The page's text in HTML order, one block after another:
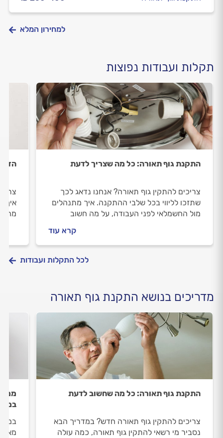
למחירון המלא
תקלות ועבודות נפוצות
התקנת גוף תאורה: כל מה שצריך לדעת
צריכים להתקין גוף תאורה? אנחנו נדאג לכך
שתזכו לליווי בכל שלבי ההתקנה. איך מתנהלים
מול החשמלאי לפני העבודה, על מה חשוב
קרא עוד
איך
מה
לכל התקלות ועבודות
מדריכים בנושא התקנת גוף תאורה
התקנת גוף תאורה: כל מה שחשוב לדעת
צריכים להתקין גוף תאורה חדש? במדריך הבא
נסביר מי רשאי להתקין גוף תאורה, כמה עולה